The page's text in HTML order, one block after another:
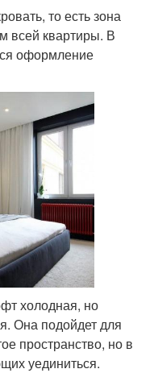
то есть зона
всей квартиры. В
оформление
холодная, но
Она подойдет для
пространство, но в
уединиться.